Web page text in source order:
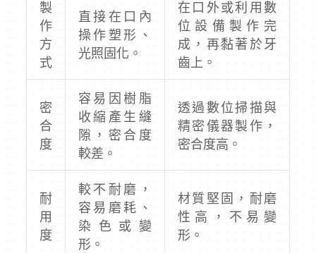
製
作
方
式
直接在口內
操作塑形、
光照固化。
在口外或利用數
位設備製作完
成，再黏著於牙
齒上。
密
合
度
容易因樹脂
收縮產生縫
隙，密合度
較差。
透過數位掃描與
精密儀器製作，
密合度高。
耐
用
度
較不耐磨，
容易磨耗、
染色或變
形。
材質堅固，耐磨
性高，不易變
形。